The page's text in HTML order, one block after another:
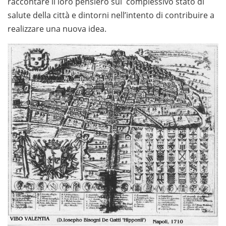
salute della città e dintorni nell’intento di contribuire a
realizzare una nuova idea.